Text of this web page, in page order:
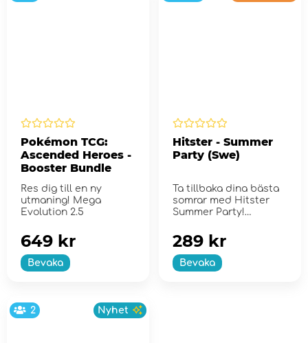
Pokémon TCG:
Ascended Heroes -
Booster Bundle
Res dig till en ny
utmaning! Mega
Evolution 2.5
Bevaka
649 kr
Hitster - Summer
Party (Swe)
Ta tillbaka dina bästa
somrar med Hitster
Summer Party!
Bevaka
289 kr
2 Nyhet